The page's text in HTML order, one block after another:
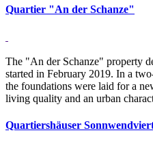
Quartier "An der Schanze"
The "An der Schanze" property
started in February 2019. In a
the foundations were laid for a
living quality and an urban
Quartiershäuser